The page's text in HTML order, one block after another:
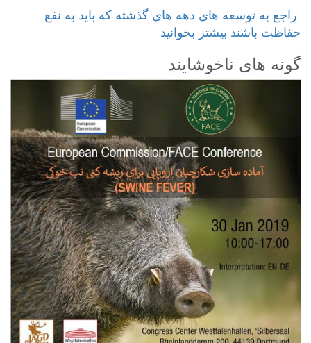
‎ راجع به توسعه های دهه های گذشته که باید به نفع
حفاظت باشند بیشتر بخوانید
گونه های ناخوشایند